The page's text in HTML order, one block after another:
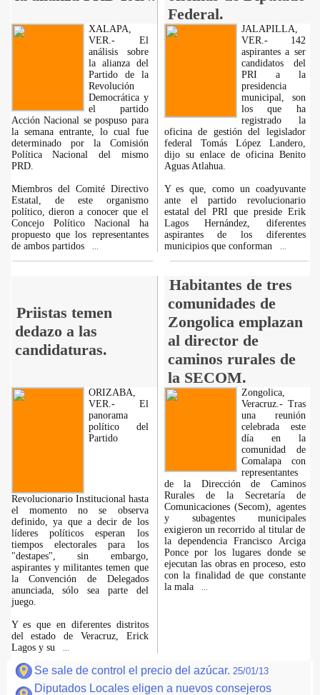
Federal.
XALAPA,
VER.- El
análisis sobre
la alianza del
Partido de la
Revolución
Democrática y
el partido
Acción Nacional se pospuso para
la semana entrante, lo cual fue
determinado por la Comisión
Política Nacional del mismo
PRD.
Miembros del Comité Directivo
Estatal, de este organismo
político, dieron a conocer que el
Concejo Político Nacional ha
propuesto que los representantes
de ambos partidos
JALAPILLA,
VER.- 142
aspirantes a ser
candidatos del
PRI a la
presidencia
municipal, son
los que ha
registrado la
oficina de gestión del legislador
federal Tomás López Landero,
dijo su enlace de oficina Benito
Aguas Atlahua.
Y es que, como un coadyuvante
ante el partido revolucionario
estatal del PRI que preside Erik
Lagos Hernández, diferentes
aspirantes de los diferentes
municipios que conforman
Priistas temen
dedazo a las
candidaturas.
Habitantes de tres
comunidades de
Zongolica emplazan
al director de
caminos rurales de
la SECOM.
ORIZABA,
VER.- El
panorama
político del
Partido
Revolucionario Institucional hasta
el momento no se observa
definido, ya que a decir de los
líderes políticos esperan los
tiempos electorales para los
"destapes", sin embargo,
aspirantes y militantes temen que
la Convención de Delegados
anunciada, sólo sea parte del
juego.
Y es que en diferentes distritos
del estado de Veracruz, Erick
Lagos y su
Zongolica,
Veracruz.- Tras
una reunión
celebrada este
día en la
comunidad de
Comalapa con
representantes
de la Dirección de Caminos
Rurales de la Secretaría de
Comunicaciones (Secom), agentes
y subagentes municipales
exigieron un recorrido al titular de
la dependencia Francisco Arciga
Ponce por los lugares donde se
ejecutan las obras en proceso, esto
con la finalidad de que constante
la mala
Se sale de control el precio del azúcar. 25/01/13
Diputados Locales eligen a nuevos consejeros